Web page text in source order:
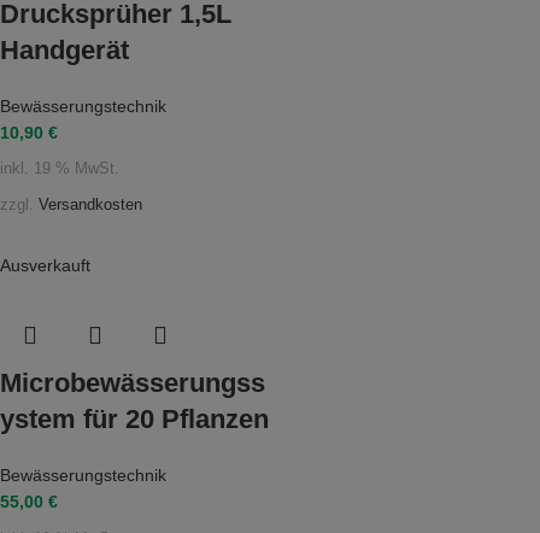
Drucksprüher 1,5L
Handgerät
Bewässerungstechnik
10,90 €
inkl. 19 % MwSt.
zzgl. Versandkosten
Ausverkauft
Microbewässerungss
ystem für 20 Pflanzen
Bewässerungstechnik
55,00 €